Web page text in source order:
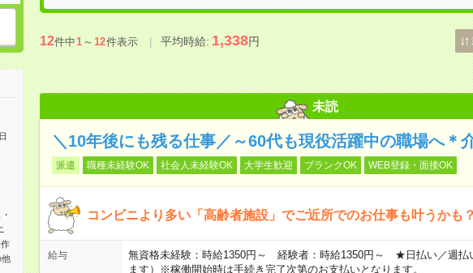
12件中1～12件表示 平均時給:1,338円
未読
＼10年後にも残る仕事／～60代も現役活躍中の職場へ＊
派遣 職種未経験OK 社会人未経験OK 大学生歓迎 ブランクOK WEB登録・面接OK
コンビニより多い「高齢者施設」でご近所でのお仕事も叶うかも
給与
無資格未経験：時給1350円～ 経験者：時給1350円～ ★日払い／週払
ます）※稼働開始時は手続き完了次第のお支払いとなります。